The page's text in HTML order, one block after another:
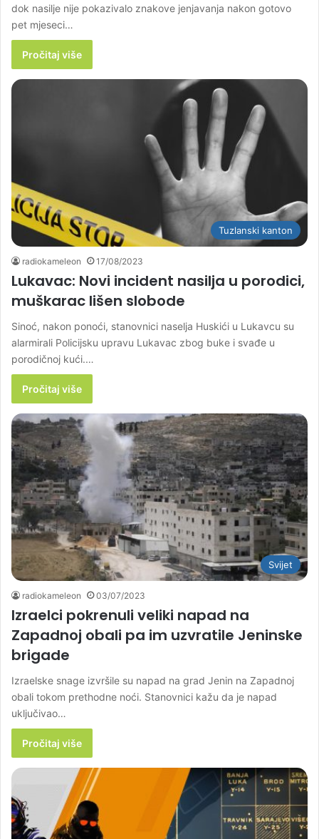
dok nasilje nije pokazivalo znakove jenjavanja nakon gotovo
pet mjeseci…
Pročitaj više
Tuzlanski kanton
radiokameleon 17/08/2023
Lukavac: Novi incident nasilja u porodici,
muškarac lišen slobode
Sinoć, nakon ponoći, stanovnici naselja Huskići u Lukavcu su
alarmirali Policijsku upravu Lukavac zbog buke i svađe u
porodičnoj kući.…
Pročitaj više
Svijet
radiokameleon 03/07/2023
Izraelci pokrenuli veliki napad na
Zapadnoj obali pa im uzvratile Jeninske
brigade
Izraelske snage izvršile su napad na grad Jenin na Zapadnoj
obali tokom prethodne noći. Stanovnici kažu da je napad
uključivao…
Pročitaj više